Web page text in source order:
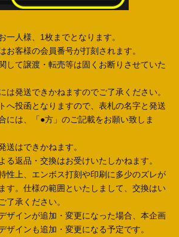
人様、1枚までとなります。
客様の会員番号が打刻されます。
して譲渡・転売等は固くお断りさせていた
は発送できかねますのでご了承ください。
へ投函となりますので、表札の名字と発送
には、「●方」のご記載をお願い致しま
はできかねます。
返品・交換はお受けいたしかねます。
性上、エンボス打刻や印刷に多少のズレが
す。仕様の範囲といたしまして、交換はい
了承ください。
ザインが追加・変更になった場合、本企画
ザインも追加・変更になる予定です。